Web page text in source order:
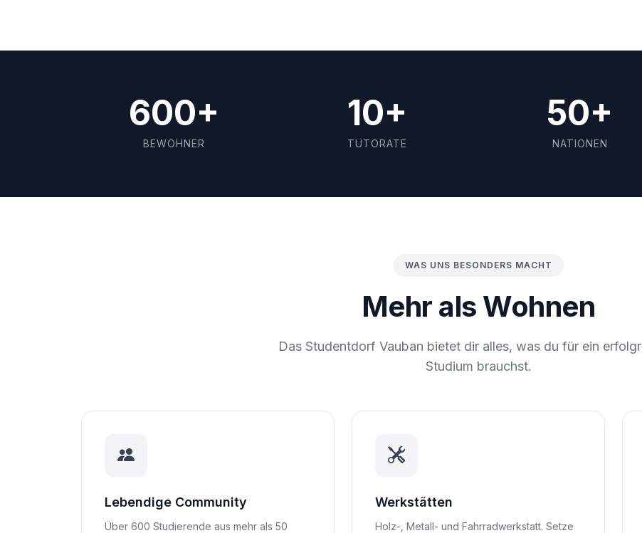
600+
BEWOHNER
10+
TUTORATE
50+
NATIONEN
WAS UNS BESONDERS MACHT
Mehr als Wohnen
Das Studentdorf Vauban bietet dir alles, was du für ein
Studium brauchst.
Lebendige Community
Über 600 Studierende aus mehr als 50
Werkstätten
Holz-, Metall- und Fahrradwerkstatt. Setze